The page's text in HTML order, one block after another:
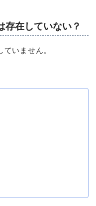
存在していない？
いません。